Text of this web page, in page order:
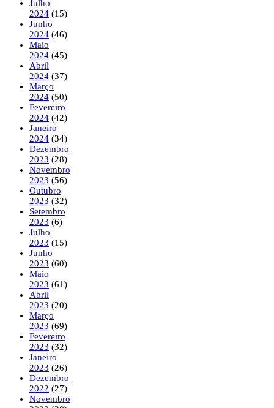
Julho
2024 (15)
Junho
2024 (46)
Maio
2024 (45)
Abril
2024 (37)
Março
2024 (50)
Fevereiro
2024 (42)
Janeiro
2024 (34)
Dezembro
2023 (28)
Novembro
2023 (56)
Outubro
2023 (32)
Setembro
2023 (6)
Julho
2023 (15)
Junho
2023 (60)
Maio
2023 (61)
Abril
2023 (20)
Março
2023 (69)
Fevereiro
2023 (32)
Janeiro
2023 (26)
Dezembro
2022 (27)
Novembro